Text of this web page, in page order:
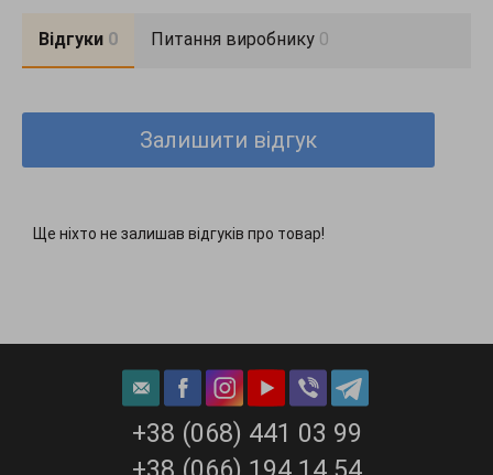
Відгуки 0 Питання виробнику 0
Залишити відгук
Ще ніхто не залишав відгуків про товар!
+38 (068) 441 03 99